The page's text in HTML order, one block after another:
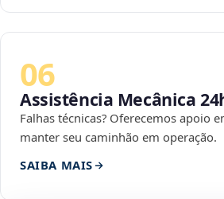
06
Assistência Mecânica
Falhas técnicas? Oferecemos apoio
manter seu caminhão em operação.
SAIBA MAIS